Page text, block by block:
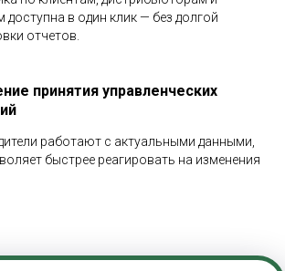
доступна в один клик — без долгой
отчетов.
принятия управленческих
работают с актуальными данными,
быстрее реагировать на изменения